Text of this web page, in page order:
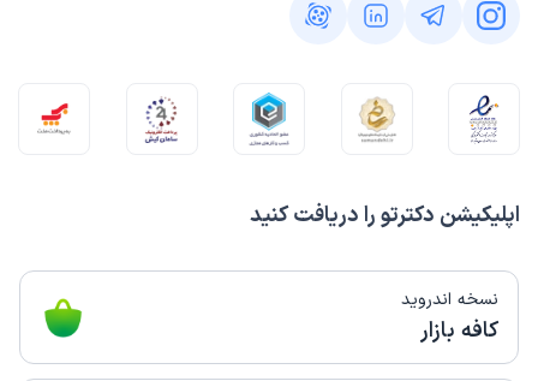
اپلیکیشن دکترتو را دریافت کنید
نسخه اندروید
کافه بازار